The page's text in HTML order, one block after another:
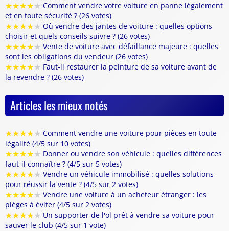
★★★★★ Comment vendre votre voiture en panne légalement
et en toute sécurité ? (26 votes)
★★★★★ Où vendre des jantes de voiture : quelles options
choisir et quels conseils suivre ? (26 votes)
★★★★★ Vente de voiture avec défaillance majeure : quelles
sont les obligations du vendeur (26 votes)
★★★★★ Faut-il restaurer la peinture de sa voiture avant de
la revendre ? (26 votes)
Articles les mieux notés
★★★★★ Comment vendre une voiture pour pièces en toute
légalité (4/5 sur 10 votes)
★★★★★ Donner ou vendre son véhicule : quelles différences
faut-il connaître ? (4/5 sur 5 votes)
★★★★★ Vendre un véhicule immobilisé : quelles solutions
pour réussir la vente ? (4/5 sur 2 votes)
★★★★★ Vendre une voiture à un acheteur étranger : les
pièges à éviter (4/5 sur 2 votes)
★★★★★ Un supporter de l'ol prêt à vendre sa voiture pour
sauver le club (4/5 sur 1 vote)